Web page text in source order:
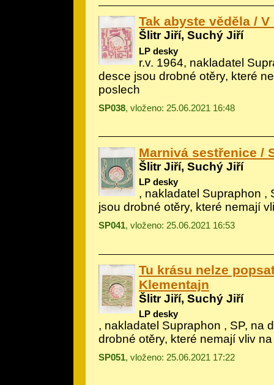
Tak abyste věděla / V
Šlitr Jiří, Suchý Jiří
LP desky
r.v. 1964, nakladatel
desce jsou drobné otěry, které
poslech
SP038, vloženo: 25.06.2021 16:48
Marnivá sestřenice /
Šlitr Jiří, Suchý Jiří
LP desky
, nakladatel Supraphon ,
jsou drobné otěry, které nemají
SP041, vloženo: 25.06.2021 16:53
Tu krásu nelze
Klementajn
Šlitr Jiří, Suchý Jiří
LP desky
, nakladatel Supraphon , SP, na
drobné otěry, které nemají vliv
SP051, vloženo: 25.06.2021 17:22